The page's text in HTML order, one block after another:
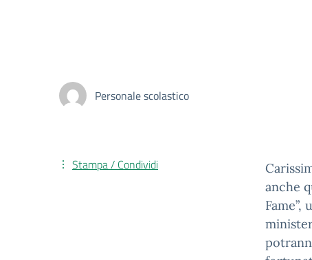
Personale scolastico
anche
Stampa / Condividi